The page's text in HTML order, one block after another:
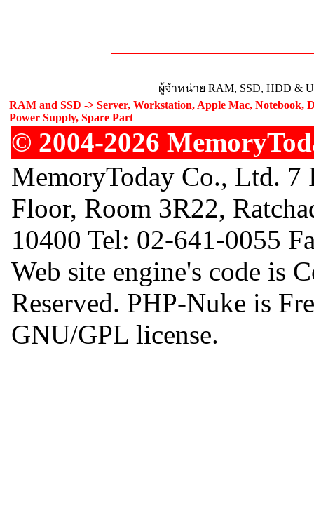
ผู้จำหน่าย RAM, SSD, HDD &
RAM and SSD -> Server, Workstation, Apple Mac, Notebook,
Power Supply, Spare Part
© 2004-2026
MemoryToday Co., Ltd.
Floor, Room 3R22,
10400 Tel: 02-641-0055
Web site engine's code is
Reserved. PHP-Nuke is
GNU/GPL license.